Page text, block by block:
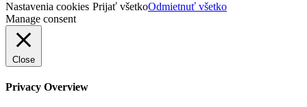
Nastavenia cookies Prijať všetkoOdmietnuť všetko
Manage consent
Close
Privacy Overview